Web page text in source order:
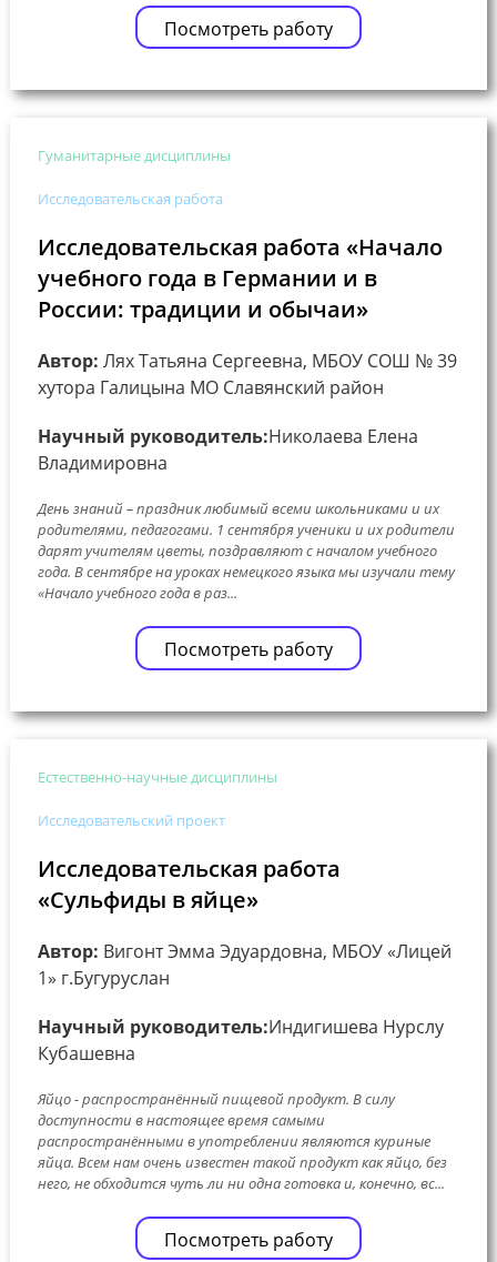
Посмотреть работу
Гуманитарные дисциплины
Исследовательская работа
Исследовательская работа «Начало
учебного года в Германии и в
России: традиции и обычаи»
Автор: Лях Татьяна Сергеевна, МБОУ СОШ № 39
хутора Галицына МО Славянский район
Научный руководитель:Николаева Елена
Владимировна
День знаний – праздник любимый всеми школьниками и их
родителями, педагогами. 1 сентября ученики и их родители
дарят учителям цветы, поздравляют с началом учебного
года. В сентябре на уроках немецкого языка мы изучали тему
«Начало учебного года в раз...
Посмотреть работу
Естественно-научные дисциплины
Исследовательский проект
Исследовательская работа
«Сульфиды в яйце»
Автор: Вигонт Эмма Эдуардовна, МБОУ «Лицей
1» г.Бугуруслан
Научный руководитель:Индигишева Нурслу
Кубашевна
Яйцо - распространённый пищевой продукт. В силу
доступности в настоящее время самыми
распространёнными в употреблении являются куриные
яйца. Всем нам очень известен такой продукт как яйцо, без
него, не обходится чуть ли ни одна готовка и, конечно, вс...
Посмотреть работу